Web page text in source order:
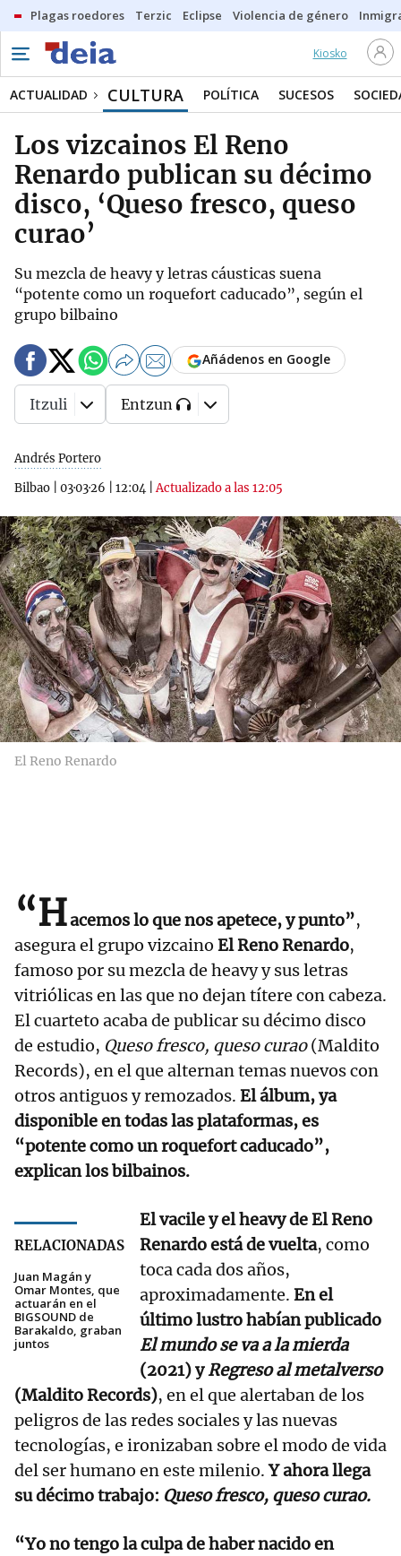
Plagas roedores Terzic Eclipse Violencia de género
Kiosko
ACTUALIDAD CULTURA POLÍTICA SUCESOS
Los vizcainos El Reno
Renardo publican su décimo
disco, ‘Queso fresco, queso
curao’
Su mezcla de heavy y letras cáusticas suena
“potente como un roquefort caducado”, según el
grupo bilbaino
Andrés Portero
Bilbao
03·03·26 12:04 |Actualizado a las 12:05
Añádenos en Google
Itzuli Entzun
El Reno Renardo
“Hacemos lo que nos apetece, y punto”,
asegura el grupo vizcaino El Reno Renardo,
famoso por su mezcla de heavy y sus letras
vitriólicas en las que no dejan títere con cabeza.
El cuarteto acaba de publicar su décimo disco
de estudio, Queso fresco, queso curao(Maldito
Records), en el que alternan temas nuevos con
otros antiguos y remozados. El álbum, ya
disponible en todas las plataformas, es
“potente como un roquefort caducado”,
explican los bilbainos.
RELACIONADAS
Juan Magán y
Omar Montes, que
actuarán en el
BIGSOUND de
Barakaldo, graban
juntos
El vacile y el heavy de El Reno
Renardo está de vuelta, como
toca cada dos años,
aproximadamente. En el
último lustro habían publicado
El mundo se va a la mierda
(2021) yRegreso al metalverso
(Maldito Records), en el que alertaban de los
peligros de las redes sociales y las nuevas
tecnologías, e ironizaban sobre el modo de vida
del ser humano en este milenio.Y ahora llega
su décimo trabajo: Queso fresco, queso curao.
“Yo no tengo la culpa de haber nacido en